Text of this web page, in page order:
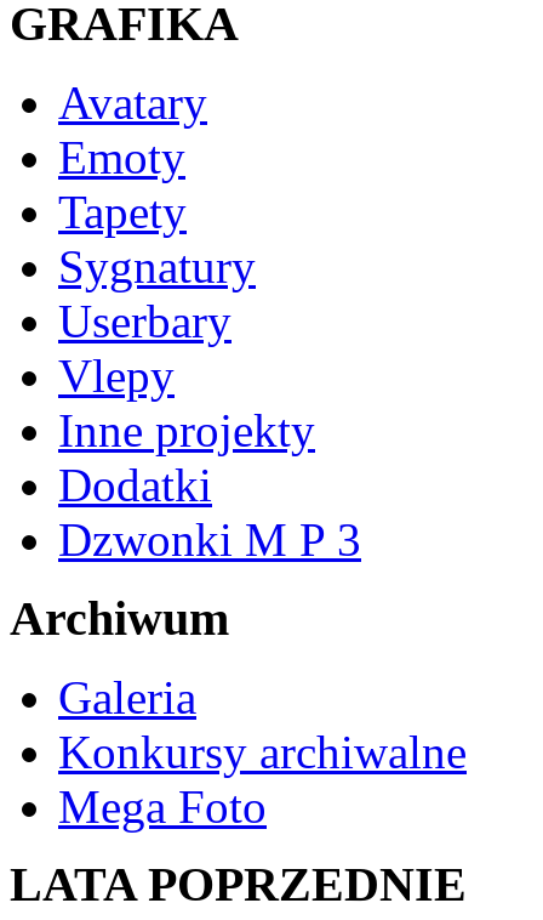
GRAFIKA
Avatary
Emoty
Tapety
Sygnatury
Userbary
Vlepy
Inne projekty
Dodatki
Dzwonki M P 3
Archiwum
Galeria
Konkursy archiwalne
Mega Foto
LATA POPRZEDNIE